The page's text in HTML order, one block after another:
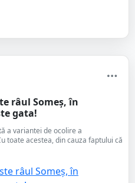
râul Someș, în
gata!
a variantei de ocolire a
toate acestea, din cauza faptului că